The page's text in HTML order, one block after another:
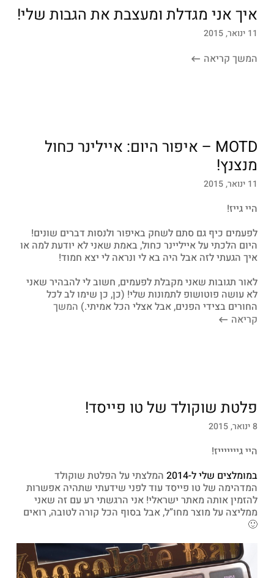
איך אני מגדלת ומעצבת את הגבות שלי!
11 ינואר, 2015
המשך קריאה
MOTD – איפור היום: איילינר כחול
מנצנץ!
11 ינואר, 2015
היי גייז!
לפעמים כיף גם סתם לשחק באיפור ולנסות דברים שונים!
היום הלכתי על אייליינר כחול, באמת שאני לא יודעת למה או
איך הגעתי לזה אבל היה בא לי ונראה לי יצא חמוד!
לאור תגובות שאני מקבלת לפעמים, חשוב לי להבהיר שאני
לא עושה פוטושופ לתמונות שלי! (כן, כן שימו לב לכל
החורים בצידי הפנים, אבל אצלי הכל אמיתי.) המשך
קריאה
פלטת שוקולד של טו פייסד!
8 ינואר, 2015
היי גיייייייז!
במומלצים שלי ל-2014
המלצתי על הפלטת שוקולד
המדהימה של טו פייסד עוד לפני שידעתי שתהיה אפשרות
להזמין אותה מאתר ישראלי! אני הרגשתי רע עם זה שאני
ממליצה על מוצר מחו”ל, אבל בסוף הכל קורה לטובה, רואים
🙂